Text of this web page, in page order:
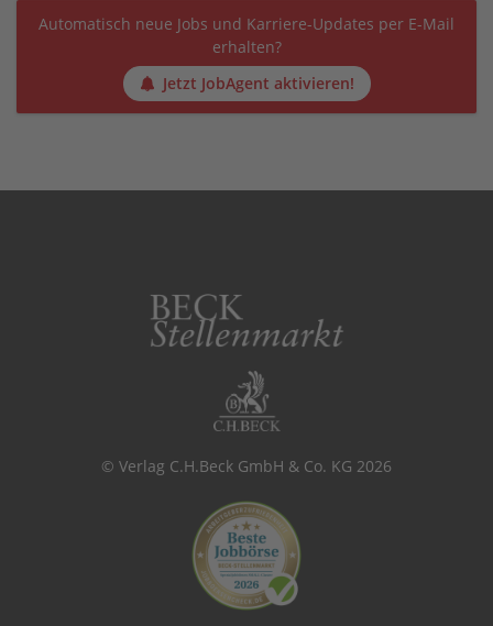
Automatisch neue Jobs und Karriere-Updates per E-Mail
erhalten?
Jetzt JobAgent aktivieren!
© Verlag C.H.Beck GmbH & Co. KG 2026